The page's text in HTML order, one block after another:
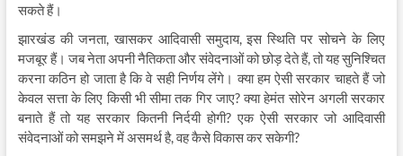
सकते हैं।
झारखंड की जनता, खासकर आदिवासी समुदाय, इस स्थिति पर सोचने के लिए
मजबूर हैं। जब नेता अपनी नैतिकता और संवेदनाओं को छोड़ देते हैं, तो यह सुनिश्चित
करना कठिन हो जाता है कि वे सही निर्णय लेंगे। क्या हम ऐसी सरकार चाहते हैं जो
केवल सत्ता के लिए किसी भी सीमा तक गिर जाए? क्या हेमंत सोरेन अगली सरकार
बनाते हैं तो यह सरकार कितनी निर्दयी होगी? एक ऐसी सरकार जो आदिवासी
संवेदनाओं को समझने में असमर्थ है, वह कैसे विकास कर सकेगी?